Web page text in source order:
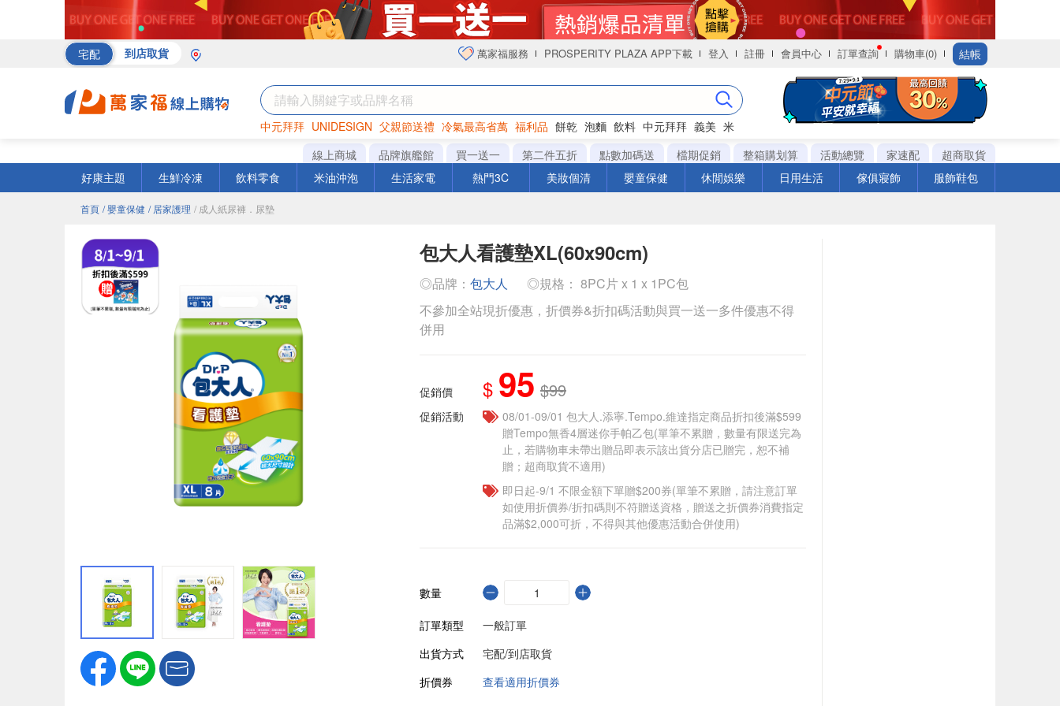
宅配 到店取貨 萬家福服務 PROSPERITY PLAZA APP下載 登入 註冊 會員中心 訂單查詢 購物車(0) 結帳
中元拜拜 UNIDESIGN 父親節送禮 冷氣最高省萬 福利品 餅乾 泡麵 飲料 中元拜拜 義美 米
巧克力 罐頭 衛生紙
線上商城 品牌旗艦館 買一送一 第二件五折 點數加碼送 檔期促銷 整箱購划算 活動總覽 家速配
超商取貨
好康主題
生鮮冷凍 飲料零食 米油沖泡 生活家電 熱門3C 美妝個清 嬰童保健 休閒娛樂 日用生活 傢俱寢飾 服飾鞋包
首頁 / 嬰童保健 / 居家護理 / 成人紙尿褲．尿墊
包大人看護墊XL(60x90cm)
◎品牌： 包大人
◎規格： 8PC片 x 1 x 1PC包
不參加全站現折優惠，折價券&折扣碼活動與買一送一多件優惠不得
併用
促銷價 $ 95 $99
促銷活動
08/01-09/01 包大人.添寧.Tempo.維達指定商品折扣後滿$599
贈Tempo無香4層迷你手帕乙包(單筆不累贈，數量有限送完為
止，若購物車未帶出贈品即表示該出貨分店已贈完，恕不補
贈；超商取貨不適用)
即日起-9/1 不限金額下單贈$200券(單筆不累贈，請注意訂單
如使用折價券/折扣碼則不符贈送資格，贈送之折價券消費指定
品滿$2,000可折，不得與其他優惠活動合併使用)
數量
訂單類型
一般訂單
出貨方式
宅配/到店取貨
折價券
查看適用折價券